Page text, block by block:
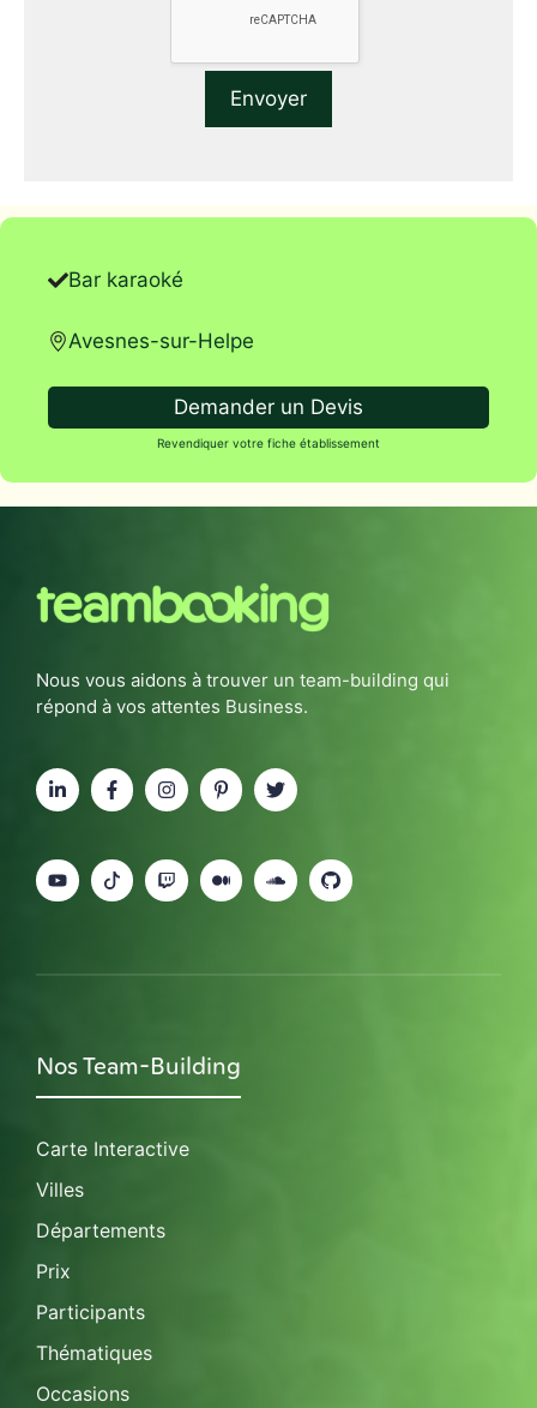
Bar karaoké
Avesnes-sur-Helpe
Demander un Devis
Revendiquer votre fiche établissement
Nous vous aidons à trouver un team-building qui
répond à vos attentes Business.
Nos Team-Building
Carte Interactive
Villes
Départements
Prix
Participants
Thématiques
Occasions